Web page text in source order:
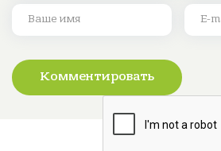
Комментировать